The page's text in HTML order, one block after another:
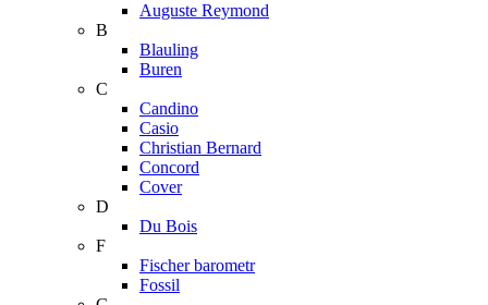
Auguste Reymond
B
Blauling
Buren
C
Candino
Casio
Christian Bernard
Concord
Cover
D
Du Bois
F
Fischer barometr
Fossil